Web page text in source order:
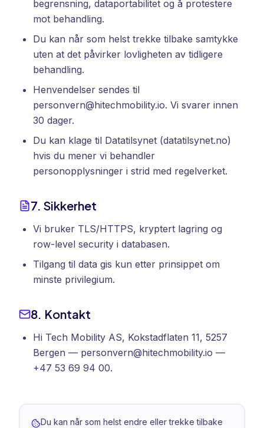
begrensning, dataportabilitet og å protestere
mot behandling.
Du kan når som helst trekke tilbake samtykke
uten at det påvirker lovligheten av tidligere
behandling.
Henvendelser sendes til
personvern@hitechmobility.io. Vi svarer innen
30 dager.
Du kan klage til Datatilsynet (datatilsynet.no)
hvis du mener vi behandler
personopplysninger i strid med regelverket.
7. Sikkerhet
Vi bruker TLS/HTTPS, kryptert lagring og
row-level security i databasen.
Tilgang til data gis kun etter prinsippet om
minste privilegium.
8. Kontakt
Hi Tech Mobility AS, Kokstadflaten 11, 5257
Bergen — personvern@hitechmobility.io —
+47 53 69 94 00.
Du kan når som helst endre eller trekke tilbake